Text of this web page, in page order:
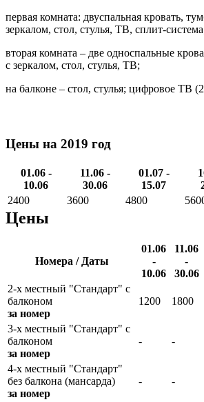
первая комната: двуспальная кровать,
зеркалом, стол, стулья, ТВ, сплит-
вторая комната – две односпальные
с зеркалом, стол, стулья, ТВ;
на балконе – стол, стулья; цифровое ТВ
Цены на 2019 год
01.06 -
10.06
11.06 -
30.06
01.07 -
15.07
2400
3600 4800
Цены
Номера / Даты
01.06
-
10.06
11.06
-
30.06
2-х местный "Стандарт" с
балконом
за номер
1200 1800
3-х местный "Стандарт" с
балконом
за номер
- -
4-х местный "Стандарт"
без балкона (мансарда)
за номер
- -